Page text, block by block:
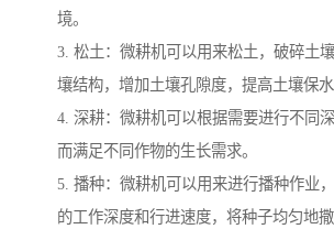
境。
3. 松土：微耕机可以用来松土，破碎土
壤结构，增加土壤孔隙度，提高土壤保水
4. 深耕：微耕机可以根据需要进行不同
而满足不同作物的生长需求。
5. 播种：微耕机可以用来进行播种作业
的工作深度和行进速度，将种子均匀地撒